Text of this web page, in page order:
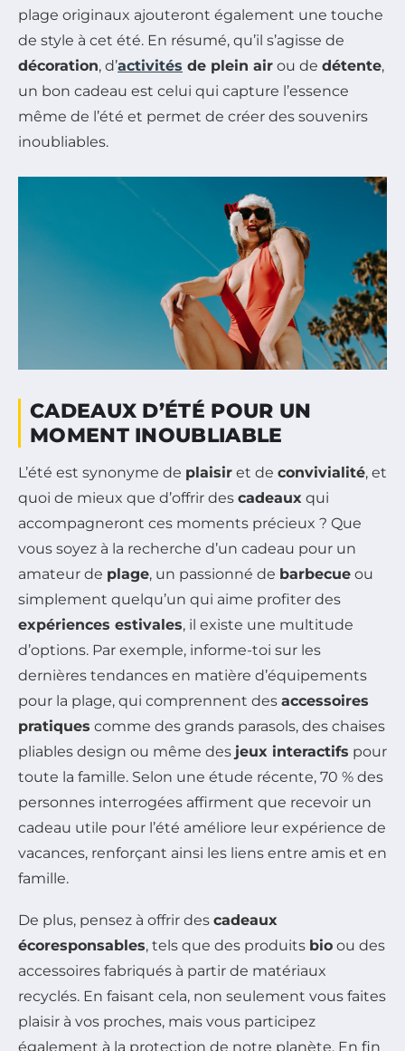
plage originaux ajouteront également une touche
de style à cet été. En résumé, qu’il s’agisse de
décoration, d’activités de plein air ou de détente,
un bon cadeau est celui qui capture l’essence
même de l’été et permet de créer des souvenirs
inoubliables.
CADEAUX D’ÉTÉ POUR UN
MOMENT INOUBLIABLE
L’été est synonyme de plaisir et de convivialité, et
quoi de mieux que d’offrir des cadeaux qui
accompagneront ces moments précieux ? Que
vous soyez à la recherche d’un cadeau pour un
amateur de plage, un passionné de barbecue ou
simplement quelqu’un qui aime profiter des
expériences estivales, il existe une multitude
d’options. Par exemple, informe-toi sur les
dernières tendances en matière d’équipements
pour la plage, qui comprennent des accessoires
pratiques comme des grands parasols, des chaises
pliables design ou même des jeux interactifs pour
toute la famille. Selon une étude récente, 70 % des
personnes interrogées affirment que recevoir un
cadeau utile pour l’été améliore leur expérience de
vacances, renforçant ainsi les liens entre amis et en
famille.
De plus, pensez à offrir des cadeaux
écoresponsables, tels que des produits bio ou des
accessoires fabriqués à partir de matériaux
recyclés. En faisant cela, non seulement vous faites
plaisir à vos proches, mais vous participez
également à la protection de notre planète. En fin